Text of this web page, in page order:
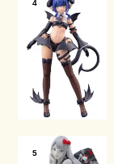
4
5